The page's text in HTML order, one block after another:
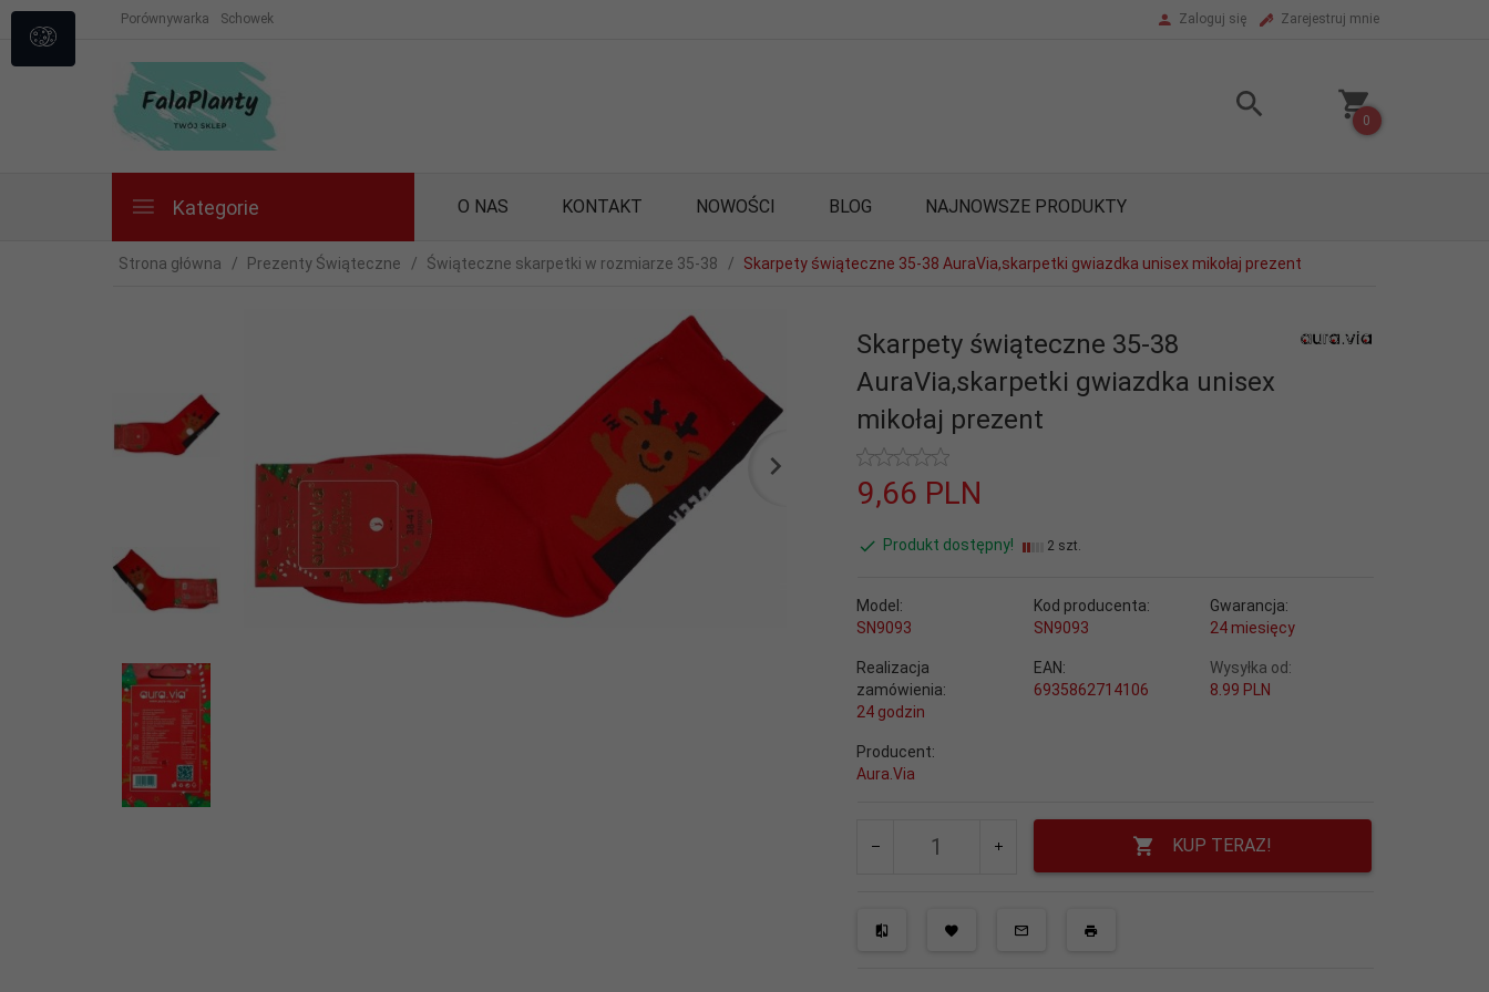
Porównywarka Schowek Zaloguj się Zarejestruj mnie
0
Kategorie O NAS KONTAKT NOWOŚCI BLOG NAJNOWSZE PRODUKTY
Strona główna Prezenty Świąteczne Świąteczne skarpetki w rozmiarze 35-38 Skarpety świąteczne 35-38 AuraVia,skarpetki gwiazdka unisex mikołaj prezent
Skarpety świąteczne 35-38
AuraVia,skarpetki gwiazdka unisex
mikołaj prezent
9,66 PLN
Produkt dostępny! 2 szt.
Model:
SN9093
Kod producenta:
SN9093
Gwarancja:
24 miesięcy
Realizacja
zamówienia:
24 godzin
EAN:
6935862714106
Wysyłka od:
8.99 PLN
Producent:
Aura.Via
KUP TERAZ!